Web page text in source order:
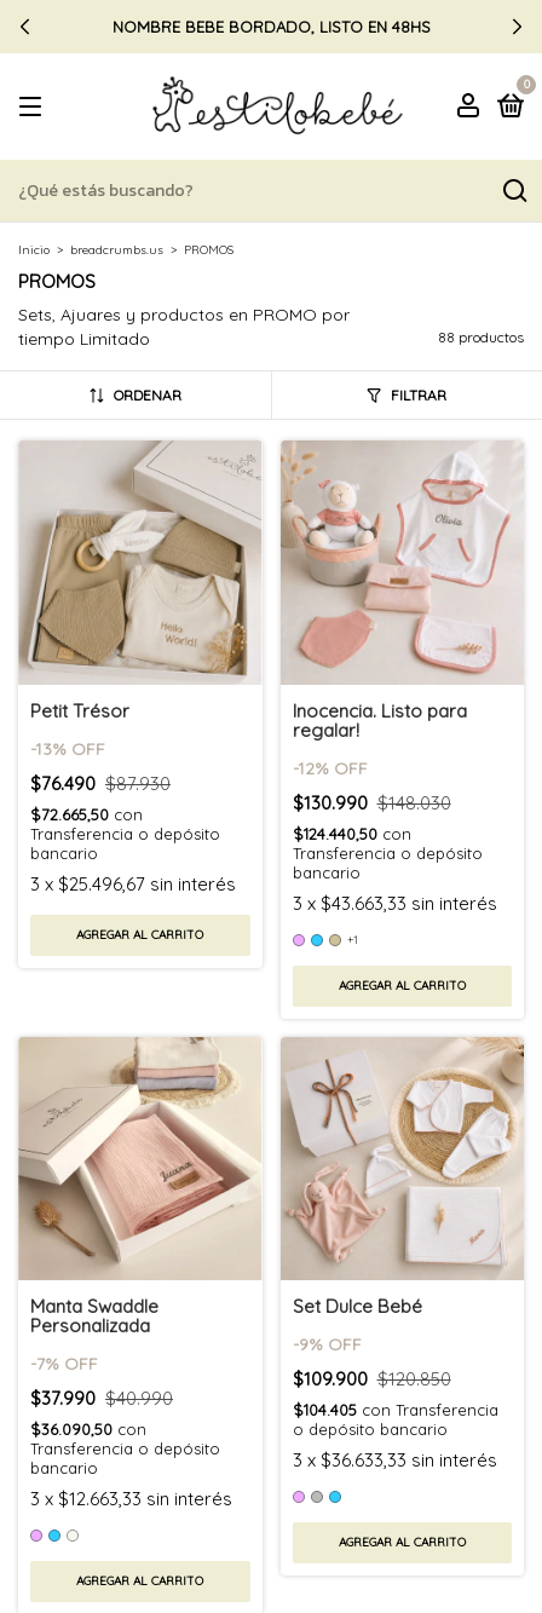
NOMBRE BEBE BORDADO, LISTO EN 48HS
0
Inicio > breadcrumbs.us > PROMOS
PROMOS
Sets, Ajuares y productos en PROMO por
tiempo Limitado
88 productos
ORDENAR FILTRAR
Petit Trésor
-13% OFF
$76.490 $87.930
$72.665,50 con
Transferencia o depósito
bancario
3 x $25.496,67 sin interés
AGREGAR AL CARRITO
Inocencia. Listo para
regalar!
-12% OFF
$130.990 $148.030
$124.440,50 con
Transferencia o depósito
bancario
3 x $43.663,33 sin interés
+1
AGREGAR AL CARRITO
Manta Swaddle
Personalizada
-7% OFF
$37.990 $40.990
$36.090,50 con
Transferencia o depósito
bancario
3 x $12.663,33 sin interés
AGREGAR AL CARRITO
Set Dulce Bebé
-9% OFF
$109.900 $120.850
$104.405 con Transferencia
o depósito bancario
3 x $36.633,33 sin interés
AGREGAR AL CARRITO